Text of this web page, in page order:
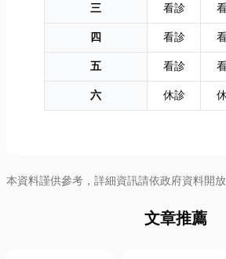
三
看診
四
看診
五
看診
六
休診
本資料謹供參考，詳細資訊請依政府資料開放
文章推薦